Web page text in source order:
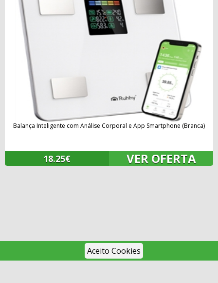
Balança Inteligente com Análise Corporal e App Smartphone (Branca)
18.25€ VER OFERTA
Aceito Cookies